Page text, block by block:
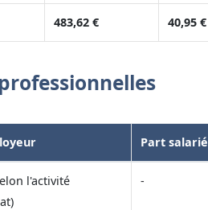
483,62 € 40,95 €
Part salarié
l'activité
-